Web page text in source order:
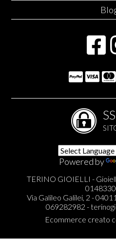
Powered by
TERINO GIOIELLI -
Via Galileo Galilei, 2 -
069282982 -
Ecommerce creato